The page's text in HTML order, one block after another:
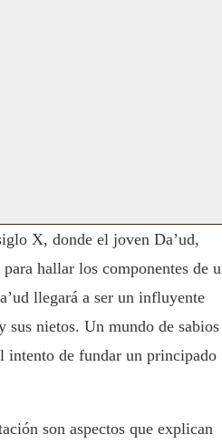
X, donde el joven Da’ud,
para hallar los componentes de
llegará a ser un influyente
sus nietos. Un mundo de
intento de fundar un principado
son aspectos que explican